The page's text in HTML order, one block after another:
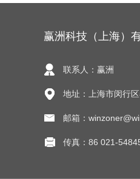
赢洲科技（上海）
联系人：赢洲
地址：上海市闵行
邮箱：
传真：86 021-